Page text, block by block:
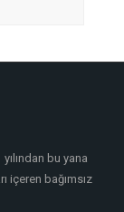
bu yana
içeren bağımsız